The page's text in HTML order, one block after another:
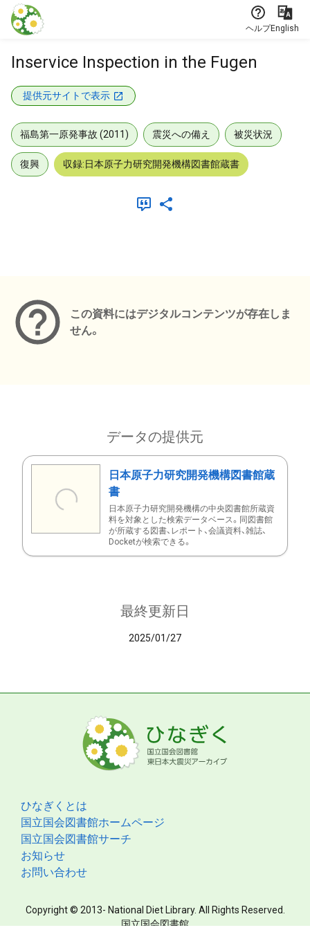
本文に飛ぶ
ヘルプEnglish
Inservice Inspection in the Fugen
提供元サイトで表示
福島第一原発事故 (2011) 震災への備え 被災状況
復興 収録:日本原子力研究開発機構図書館蔵書
この資料にはデジタルコンテンツが存在しま
せん。
データの提供元
日本原子力研究開発機構図書館蔵
書
日本原子力研究開発機構の中央図書館所蔵資
料を対象とした検索データベース。同図書館
が所蔵する図書、レポート、会議資料、雑誌、
Docketが検索できる。
最終更新日
2025/01/27
ひなぎくとは
国立国会図書館ホームページ
国立国会図書館サーチ
お知らせ
お問い合わせ
Copyright © 2013- National Diet Library. All Rights Reserved.